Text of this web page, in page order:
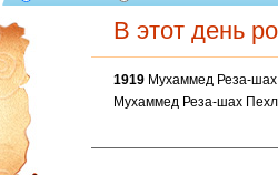
В этот день
1919 Мухаммед Реза-
Мухаммед Реза-шах